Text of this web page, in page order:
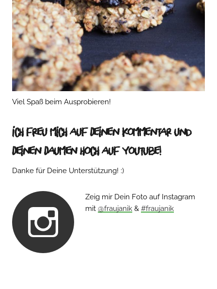
Viel Spaß beim Ausprobieren!
Ich freu mich auf Deinen Kommentar und
Deinen Daumen hoch auf Youtube!
Danke für Deine Unterstützung! :)
Zeig mir Dein Foto auf Instagram
mit @fraujanik& #fraujanik